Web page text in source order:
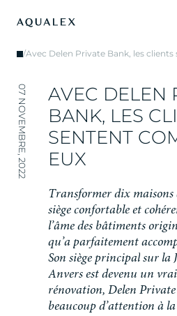
/Avec Delen Private Bank, les
07 NOVEMBRE, 2022 AVEC DELEN
BANK, LES CLI
SENTENT CO
EUX
Transformer dix maisons
siège confortable et cohére
l’âme des bâtiments origin
qu’a parfaitement accom
Son siège principal sur la J
Anvers est devenu un vrai
rénovation, Delen Private
beaucoup d’attention à la